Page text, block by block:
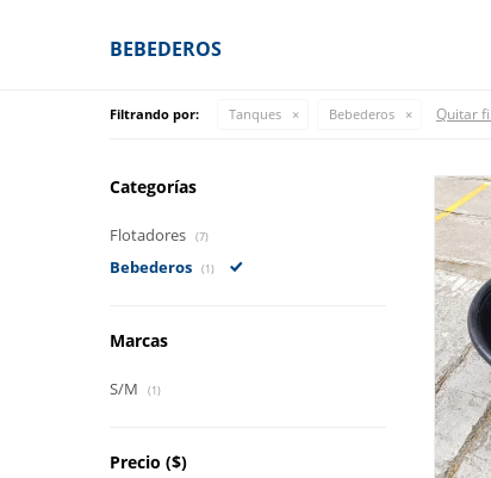
BEBEDEROS
Filtrando por: Tanques Bebederos Quitar
Categorías
Flotadores (7)
Bebederos (1)
Marcas
S/M (1)
Precio ($)